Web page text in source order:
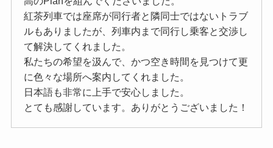
紅茶列車では座席が同行者と隣同士ではないトラブ
ルもありましたが、列車内まで同行し乗客と交渉し
て解決してくれました。
私たちの希望を汲んで、かつ空き時間を見つけて更
に色々な場所へ案内してくれました。
日本語も非常に上手で安心しました。
とても感謝しています。ありがとうございました！